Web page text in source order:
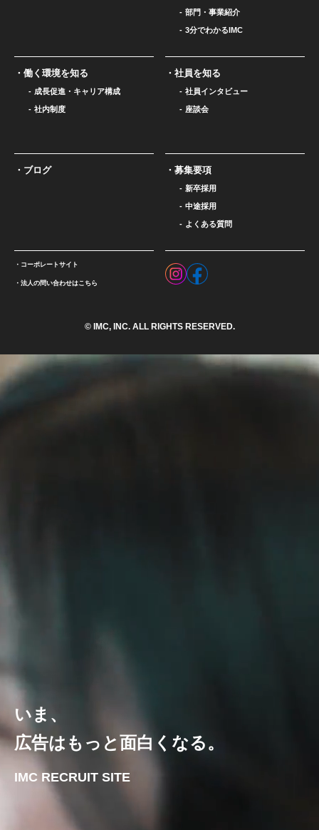
部門・事業紹介
3分でわかるIMC
働く環境を知る
成長促進・キャリア構成
社内制度
社員を知る
社員インタビュー
座談会
ブログ 募集要項
新卒採用
中途採用
よくある質問
コーポレートサイト
法人の問い合わせはこちら
© IMC, INC. ALL RIGHTS RESERVED.
いま、
広告はもっと面白くなる。
IMC RECRUIT SITE